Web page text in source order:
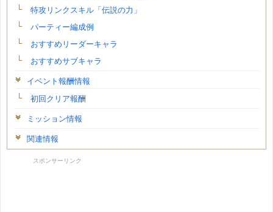
特攻リンクスキル「伝説の力」
パーティー編成例
おすすめリーダーキャラ
おすすめサブキャラ
イベント報酬情報
初回クリア報酬
ミッション情報
関連情報
スポンサーリンク